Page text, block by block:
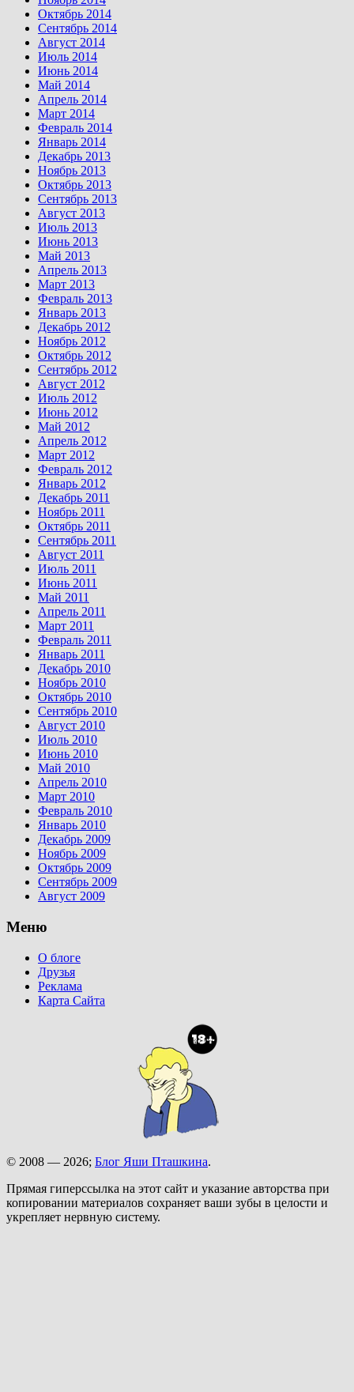
Октябрь 2014
Сентябрь 2014
Август 2014
Июль 2014
Июнь 2014
Май 2014
Апрель 2014
Март 2014
Февраль 2014
Январь 2014
Декабрь 2013
Ноябрь 2013
Октябрь 2013
Сентябрь 2013
Август 2013
Июль 2013
Июнь 2013
Май 2013
Апрель 2013
Март 2013
Февраль 2013
Январь 2013
Декабрь 2012
Ноябрь 2012
Октябрь 2012
Сентябрь 2012
Август 2012
Июль 2012
Июнь 2012
Май 2012
Апрель 2012
Март 2012
Февраль 2012
Январь 2012
Декабрь 2011
Ноябрь 2011
Октябрь 2011
Сентябрь 2011
Август 2011
Июль 2011
Июнь 2011
Май 2011
Апрель 2011
Март 2011
Февраль 2011
Январь 2011
Декабрь 2010
Ноябрь 2010
Октябрь 2010
Сентябрь 2010
Август 2010
Июль 2010
Июнь 2010
Май 2010
Апрель 2010
Март 2010
Февраль 2010
Январь 2010
Декабрь 2009
Ноябрь 2009
Октябрь 2009
Сентябрь 2009
Август 2009
Меню
О блоге
Друзья
Реклама
Карта Сайта
© 2008 — 2026; Блог Яши Пташкина.
Прямая гиперссылка на этот сайт и указание авторства при
копировании материалов сохраняет ваши зубы в целости и
укрепляет нервную систему.